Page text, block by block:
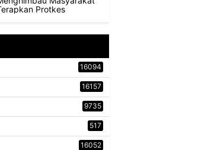
Protkes
16094
16157
9735
517
16052